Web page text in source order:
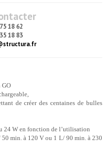
18 62
18 83
GO
de créer des centaines de bulles
24 W en fonction de l’utilisation
min. à 120 V ou 1 L/ 90 min. à 230